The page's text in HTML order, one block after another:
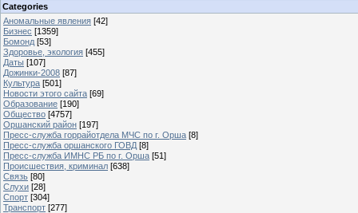
Categories
Аномальные явления [42]
Бизнес [1359]
Бомонд [53]
Здоровье, экология [455]
Даты [107]
Дожинки-2008 [87]
Культура [501]
Новости этого сайта [69]
Образование [190]
Общество [4757]
Оршанский район [197]
Пресс-служба горрайотдела МЧС по г. Орша [8]
Пресс-служба оршанского ГОВД [8]
Пресс-служба ИМНС РБ по г. Орша [51]
Проиcшествия, криминал [638]
Связь [80]
Слухи [28]
Спорт [304]
Транспорт [277]